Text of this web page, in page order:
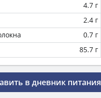
4.7 г
2.4 г
0.7 г
85.7 г
в дневник питания